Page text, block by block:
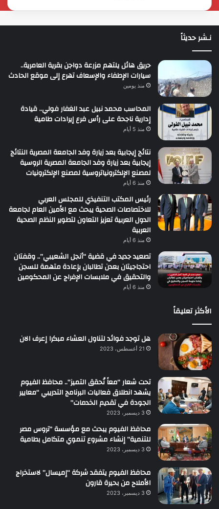
نـشر حديثاً
حريق هائل يلتهم مزرعة دواجن بقرية العامرية..
سيارات الإطفاء والإسعاف تهرع إلى موقع الحادث
منذ يومين
المحاسب محمد نبيل عبد الغفار فولي.. قيادة
إدارية ناجحة على رأس فرع إيرادات طامية
منذ 5 أيام
نتائج إيجابية بعد زيارة وفد الجامعة المصرية النتائج
إيجابية بعد زيارة وفد الجامعة المصرية الروسية
لمصنع الإلكترونياتروسية لمصنع الإلكترونيات
منذ 6 أيام
رئيس المكتب التنفيذي للمجلس العربي
للاختصاصات الصحية يبحث مع الأمين العام لجامعة
الدول العربية تعزيز التعاون لتطوير النظم الصحية
العربية
منذ 6 أيام
تصعيد جديد في قضية “أنجل الشعيبي”.. وقفتان
احتجاجيتان بعدن تطالبان بإعادة متهمة للسجن
والتحقيق في ملابسات الإفراج عن المحكومين
منذ 6 أيام
الأكثر تعليقاً
هل توجد فوائد لتناول العشاء مبكرا إعرف الان
21 أغسطس، 2023
تحت شعار “معاً نُحقق التميز”.. محافظ الفيوم
يشهد انطلاق فعاليات البرنامج التدريبي “معايير
الجودة في تقديم الخدمات”
3 ديسمبر، 2023
محافظ الفيوم يبحث مع مؤسسة “تروس مصر
للتنمية” إنشاء مشروع تنموي متكامل بطامية
3 ديسمبر، 2023
محافظ الفيوم يتفقد شركة “إميسال” لاستخراج
الأملاح من بحيرة قارون
3 ديسمبر، 2023